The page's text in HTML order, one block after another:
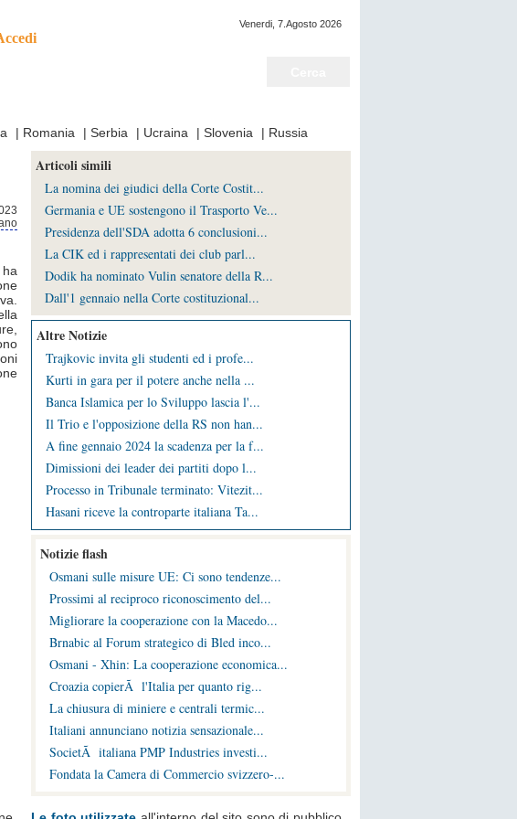
Venerdi, 7.Agosto 2026
| Romania | Serbia | Ucraina | Slovenia | Russia
Articoli simili
La nomina dei giudici della Corte Costit...
Germania e UE sostengono il Trasporto Ve...
Presidenza dell'SDA adotta 6 conclusioni...
La CIK ed i rappresentati dei club parl...
Dodik ha nominato Vulin senatore della R...
Dall'1 gennaio nella Corte costituzional...
Altre Notizie
Trajkovic invita gli studenti ed i profe...
Kurti in gara per il potere anche nella ...
Banca Islamica per lo Sviluppo lascia l'...
Il Trio e l'opposizione della RS non han...
A fine gennaio 2024 la scadenza per la f...
Dimissioni dei leader dei partiti dopo l...
Processo in Tribunale terminato: Vitezit...
Hasani riceve la controparte italiana Ta...
Notizie flash
Osmani sulle misure UE: Ci sono tendenze...
Prossimi al reciproco riconoscimento del...
Migliorare la cooperazione con la Macedo...
Brnabic al Forum strategico di Bled inco...
Osmani - Xhin: La cooperazione economica...
Croazia copierÃ l'Italia per quanto rig...
La chiusura di miniere e centrali termic...
Italiani annunciano notizia sensazionale...
SocietÃ italiana PMP Industries investi...
Fondata la Camera di Commercio svizzero-...